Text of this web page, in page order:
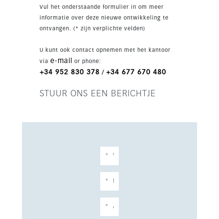
Vul het onderstaande formulier in om meer
informatie over deze nieuwe ontwikkeling te
ontvangen. (* zijn verplichte velden)
U kunt ook contact opnemen met het kantoor
via e-mail or phone:
+34 952 830 378 / +34 677 670 480
STUUR ONS EEN BERICHTJE